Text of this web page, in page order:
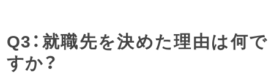
Q3：就職先を決めた理由は何で
すか？